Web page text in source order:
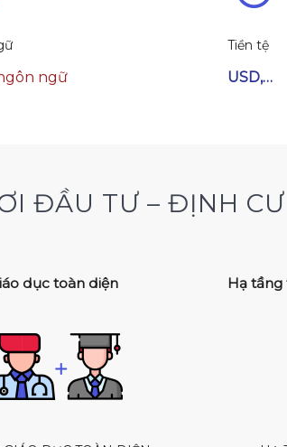
ngữ
Tiền tệ
USD,…
ĐẦU TƯ – ĐỊNH CƯ
dục toàn diện Hạ